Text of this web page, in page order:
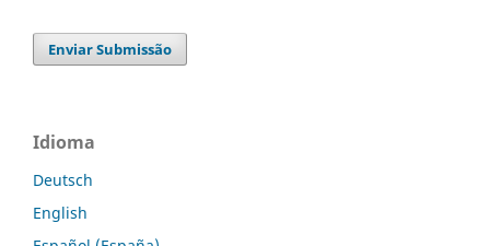
Enviar Submissão
Idioma
Deutsch
English